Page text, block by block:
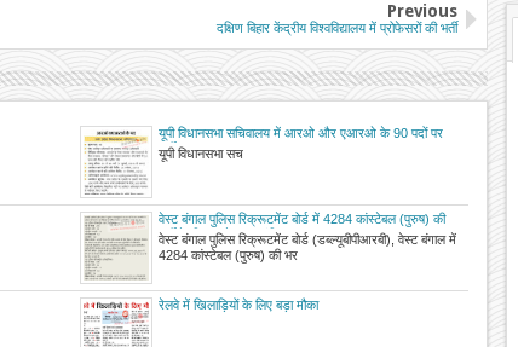
Previous
दक्षिण बिहार केंद्रीय विश्वविद्यालय में प्रोफेसरों की भर्ती
यूपी विधानसभा सचिवालय में आरओ और एआरओ के 90 पदों पर
भर्ती
यूपी विधानसभा सच
वेस्ट बंगाल पुलिस रिक्रूटमेंट बोर्ड में 4284 कांस्टेबल (पुरुष) की
भर्ती के लिए आवेदन आमंत्रित
वेस्ट बंगाल पुलिस रिक्रूटमेंट बोर्ड (डब्ल्यूबीपीआरबी), वेस्ट बंगाल में
4284 कांस्टेबल (पुरुष) की भर
रेलवे में खिलाड़ियों के लिए बड़ा मौका